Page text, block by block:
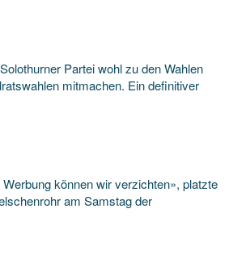
Partei wohl zu den Wahlen
mitmachen. Ein definitiver
können wir verzichten», platzte
am Samstag der